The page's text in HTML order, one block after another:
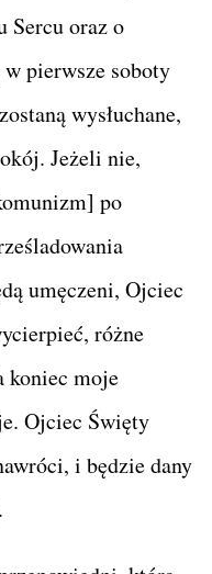
Sercu oraz o
pierwsze soboty
wysłuchane,
Jeżeli nie,
po
umęczeni, Ojciec
różne
koniec moje
Ojciec Święty
i będzie dany